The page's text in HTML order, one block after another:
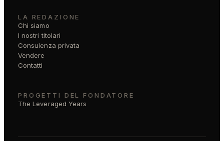
LA REDAZIONE
Chi siamo
I nostri titolari
Consulenza privata
Vendere
Contatti
PROGETTI DEL FONDATORE
The Leveraged Years